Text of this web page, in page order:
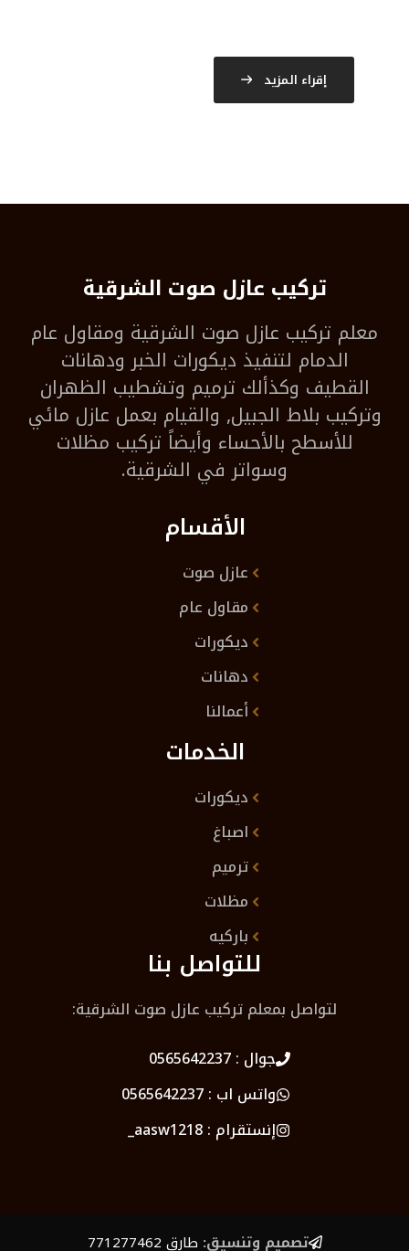
إقراء المزيد
تركيب عازل صوت الشرقية
معلم تركيب عازل صوت الشرقية ومقاول عام
الدمام لتنفيذ ديكورات الخبر ودهانات
القطيف وكذألك ترميم وتشطيب الظهران
وتركيب بلاط الجبيل, والقيام بعمل عازل مائي
للأسطح بالأحساء وأيضاً تركيب مظلات
وسواتر في الشرقية.
الأقسام
عازل صوت
مقاول عام
ديكورات
دهانات
أعمالنا
الخدمات
ديكورات
اصباغ
ترميم
مظلات
باركيه
للتواصل بنا
لتواصل بمعلم تركيب عازل صوت الشرقية:
جوال :0565642237
واتس اب :0565642237
إنستقرام :aasw1218_
تصميم وتنسيق: طارق 771277462